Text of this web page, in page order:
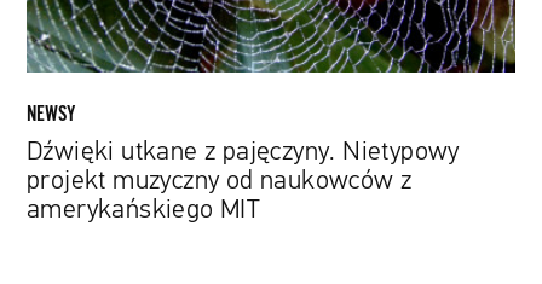
naukowców
z
amerykańskiego
MIT
NEWSY
Dźwięki utkane z pajęczyny. Nietypowy
projekt muzyczny od naukowców z
amerykańskiego MIT